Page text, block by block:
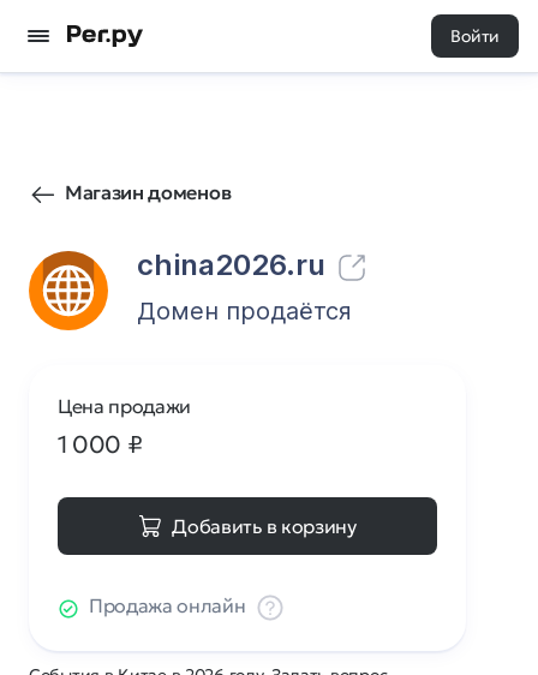
Войти
Магазин доменов
china2026.ru
2 0
Домен продаётся
Цена продажи
1 000 ₽
Добавить в корзину
Продажа онлайн